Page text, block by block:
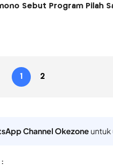
Sebut Program Pilah
1 2
Channel Okezoneuntuk